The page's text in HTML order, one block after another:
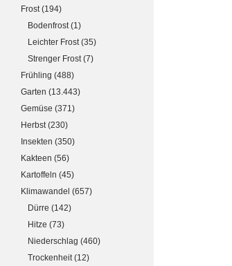
Frost(194)
Bodenfrost(1)
Leichter Frost(35)
Strenger Frost(7)
Frühling (488)
Garten (13.443)
Gemüse (371)
Herbst(230)
Insekten (350)
Kakteen (56)
Kartoffeln (45)
Klimawandel (657)
Dürre (142)
Hitze (73)
Niederschlag (460)
Trockenheit(12)